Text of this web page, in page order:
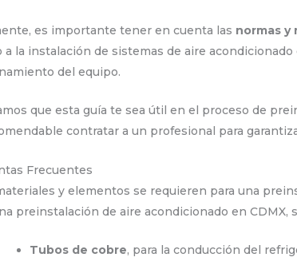
es importante tener en cuenta las normas y
a la instalación de sistemas de aire
del equipo.
que esta guía te sea útil en el proceso de
contratar a un profesional para
Frecuentes
y elementos se requieren para una
preinstalación de aire acondicionado en
Tubos de cobre, para la conducción del